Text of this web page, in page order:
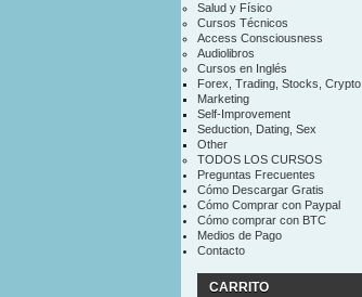
Salud y Físico
Cursos Técnicos
Access Consciousness
Audiolibros
Cursos en Inglés
Forex, Trading, Stocks, Crypto
Marketing
Self-Improvement
Seduction, Dating, Sex
Other
TODOS LOS CURSOS
Preguntas Frecuentes
Cómo Descargar Gratis
Cómo Comprar con Paypal
Cómo comprar con BTC
Medios de Pago
Contacto
CARRITO